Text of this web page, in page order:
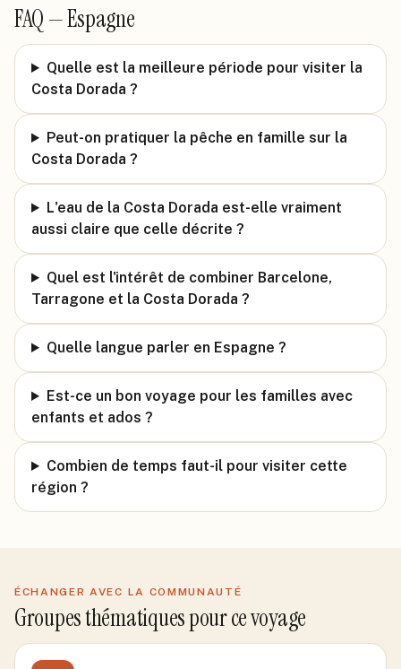
FAQ —Espagne
Quelle est la meilleure période pour visiter la
Costa Dorada ?
Peut-on pratiquer la pêche en famille sur la
Costa Dorada ?
L'eau de la Costa Dorada est-elle vraiment
aussi claire que celle décrite ?
Quel est l'intérêt de combiner Barcelone,
Tarragone et la Costa Dorada ?
Quelle langue parler en Espagne ?
Est-ce un bon voyage pour les familles avec
enfants et ados ?
Combien de temps faut-il pour visiter cette
région ?
ÉCHANGER AVEC LA COMMUNAUTÉ
Groupes thématiques pour ce voyage